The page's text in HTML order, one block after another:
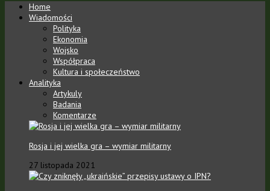
Home
Wiadomości
Polityka
Ekonomia
Wojsko
Współpraca
Kultura i społeczeństwo
Analityka
Artykuly
Badania
Komentarze
Rosja i jej wielka gra – wymiar militarny
27 listopada 2021